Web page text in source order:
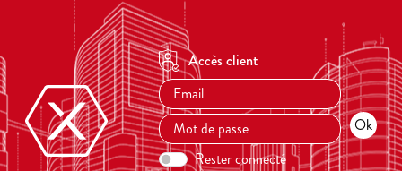
Accès client
Rester connecté